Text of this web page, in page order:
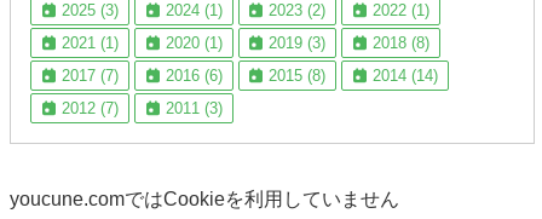
2025 (3) 2024 (1) 2023 (2)
2022 (1)
2021 (1)
2020 (1) 2019 (3)
2018 (8)
2017 (7)
2016 (6) 2015 (8)
2014 (14)
2012 (7)
2011 (3)
youcune.comではCookieを利用していません